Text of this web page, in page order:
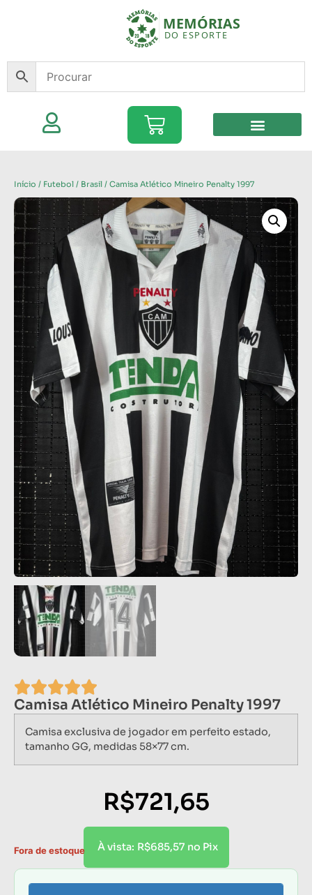
Início / Futebol / Brasil / Camisa Atlético Mineiro Penalty 1997
Camisa Atlético Mineiro Penalty 1997
Camisa exclusiva de jogador em perfeito estado,
tamanho GG, medidas 58×77 cm.
R$721,65
À vista: R$685,57 no Pix
Fora de estoque